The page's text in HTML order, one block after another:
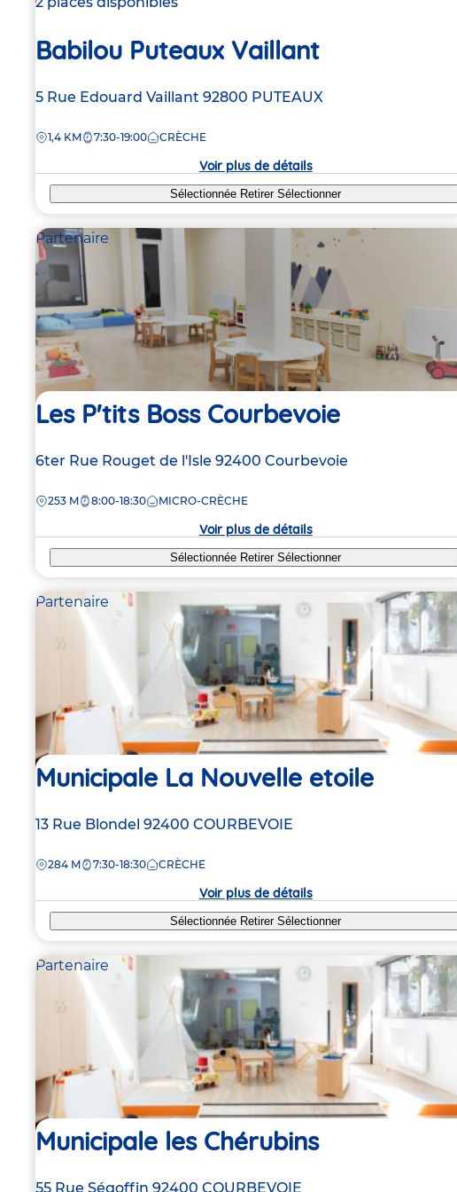
Babilou Puteaux Vaillant
Adresse
la
5 Rue Edouard Vaillant 92800 PUTEAUX
DISTANCE
1,4 KM 7:30-19:00 CRÈCHE
Voir plus de détails
Sélectionnée RetirerSélectionner
Partenaire
Les P'tits Boss Courbevoie
Adresse
la
6ter Rue Rouget de l'Isle 92400 Courbevoie
DISTANCE
253 M 8:00-18:30 MICRO-CRÈCHE
Voir plus de détails
Sélectionnée RetirerSélectionner
Partenaire
Municipale La Nouvelle etoile
Adresse
la
13 Rue Blondel 92400 COURBEVOIE
DISTANCE
284 M 7:30-18:30 CRÈCHE
Voir plus de détails
Sélectionnée RetirerSélectionner
Partenaire
Municipale les Chérubins
Adresse
55 Rue Ségoffin 92400 COURBEVOIE